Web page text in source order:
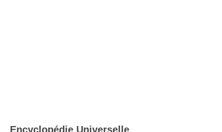
Encyclopédie Universelle